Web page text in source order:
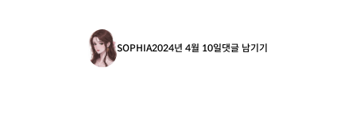
SOPHIA2024년 4월 10일댓글 남기기